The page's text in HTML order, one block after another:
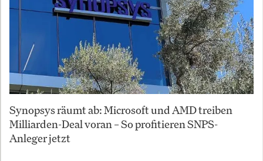
Synopsys räumt ab: Microsoft und AMD treiben
Milliarden-Deal voran – So profitieren SNPS-
Anleger jetzt